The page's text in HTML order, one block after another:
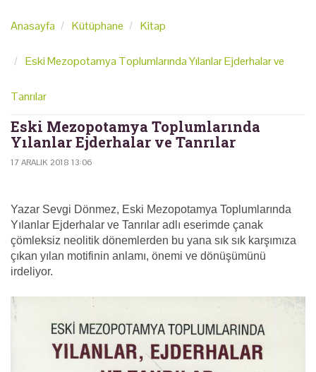
Anasayfa Kütüphane Kitap
Eski Mezopotamya Toplumlarında Yılanlar Ejderhalar ve
Tanrılar
Eski Mezopotamya Toplumlarında
Yılanlar Ejderhalar ve Tanrılar
17 ARALIK 2018 13:06
Yazar Sevgi Dönmez, Eski Mezopotamya Toplumlarında
Yılanlar Ejderhalar ve Tanrılar adlı eserimde çanak
çömleksiz neolitik dönemlerden bu yana sık sık karşımıza
çıkan yılan motifinin anlamı, önemi ve dönüşümünü
irdeliyor.